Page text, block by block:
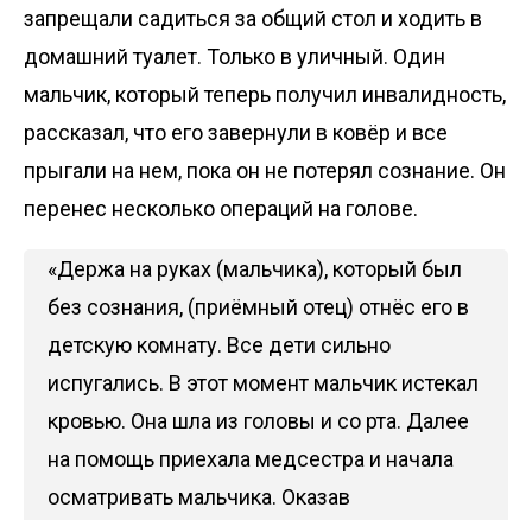
запрещали садиться за общий стол и ходить в
домашний туалет. Только в уличный. Один
мальчик, который теперь получил инвалидность,
рассказал, что его завернули в ковёр и все
прыгали на нем, пока он не потерял сознание. Он
перенес несколько операций на голове.
«Держа на руках (мальчика), который был
без сознания, (приёмный отец) отнёс его в
детскую комнату. Все дети сильно
испугались. В этот момент мальчик истекал
кровью. Она шла из головы и со рта. Далее
на помощь приехала медсестра и начала
осматривать мальчика. Оказав